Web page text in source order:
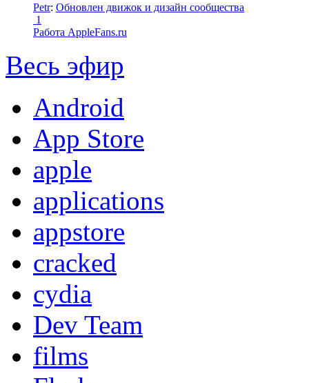
Petr: Обновлен движок и дизайн сообщества
1
Работа AppleFans.ru
Весь эфир
Android
App Store
apple
applications
appstore
cracked
cydia
Dev Team
films